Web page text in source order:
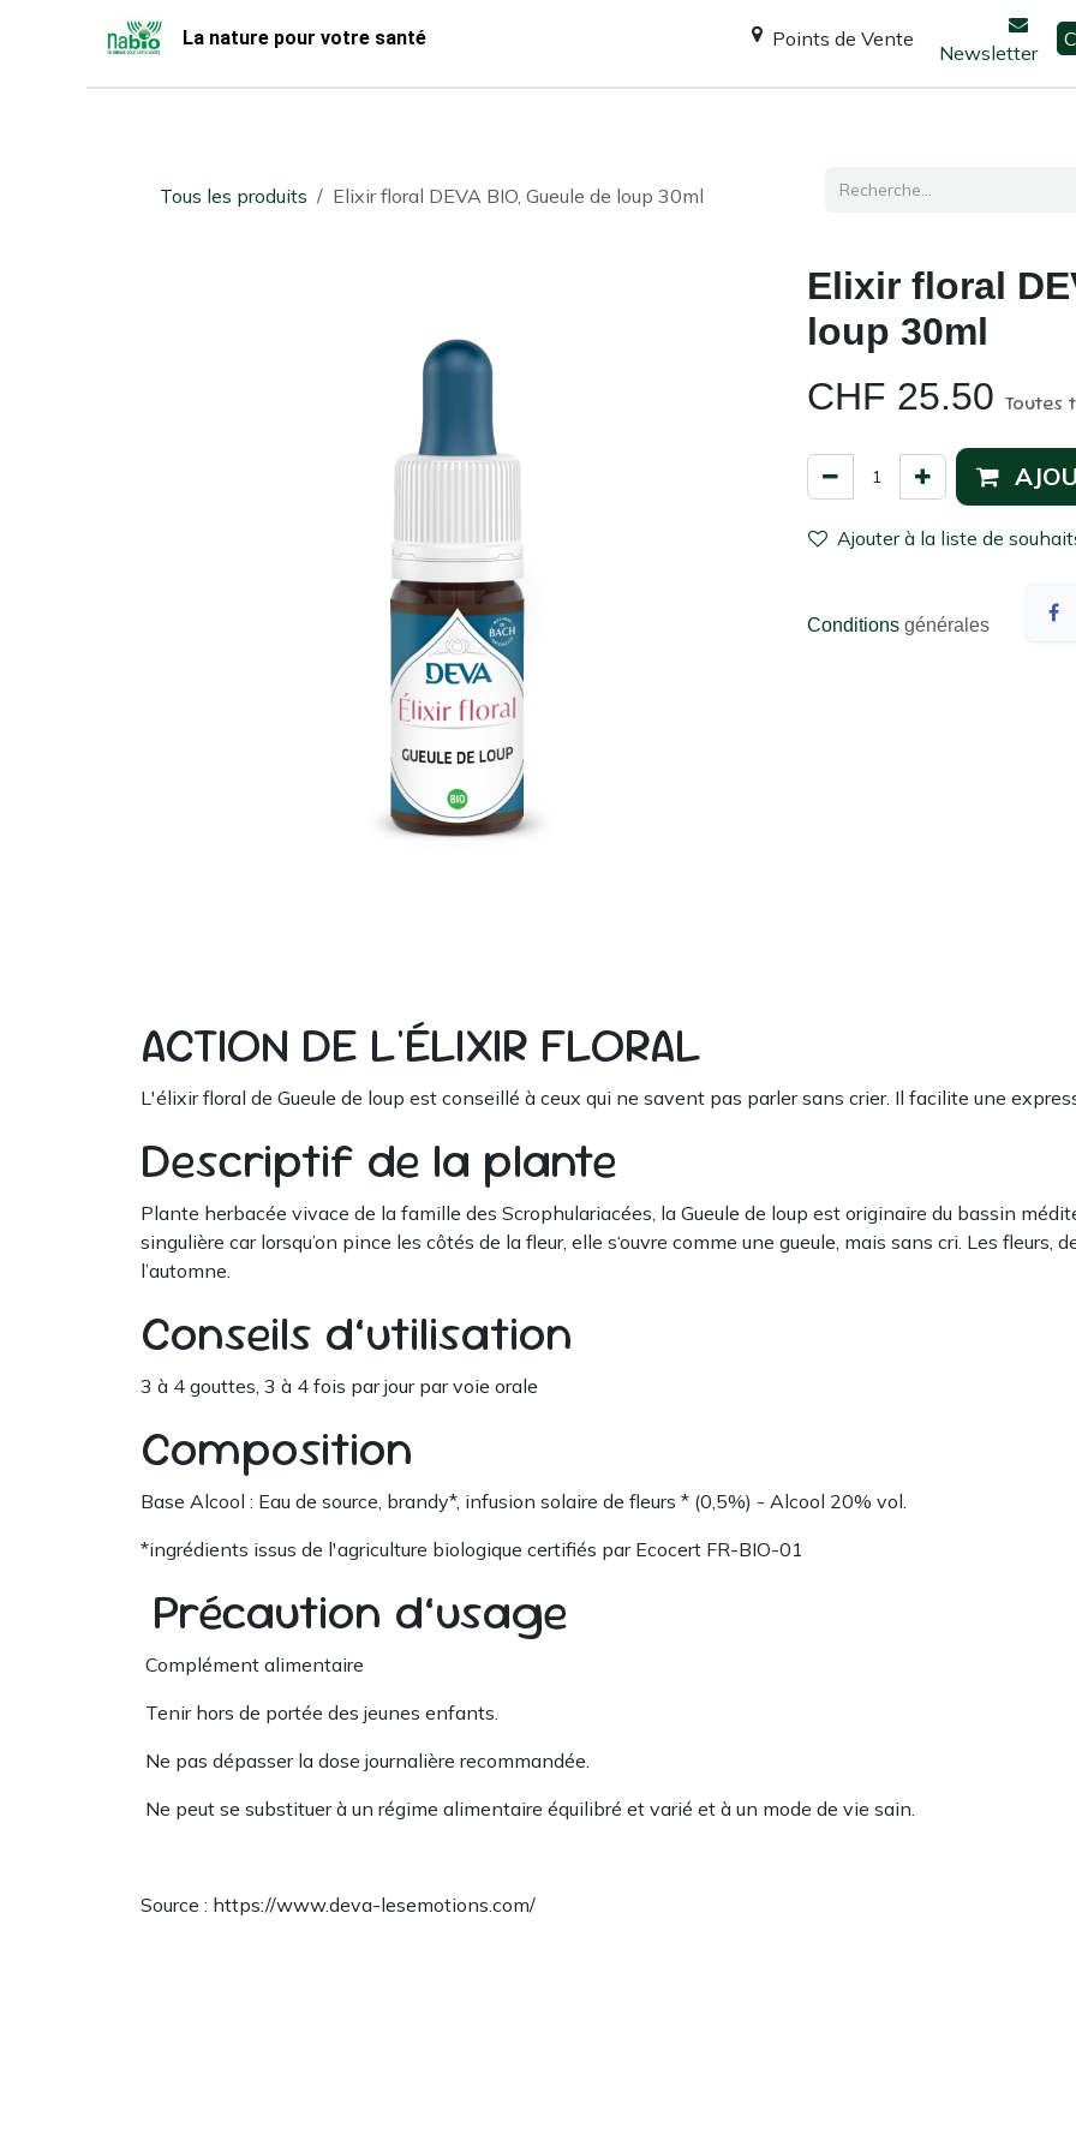
La nature pour votre santé Points de Vente
Newsletter
Tous les produits Elixir floral DEVA BIO, Gueule de loup 30ml
Elixir floral
loup 30ml
CHF 25.50 Toutes
Ajouter à la liste de
Conditions générales
ACTION DE L'ÉLIXIR FLORAL
L'élixir floral de Gueule de loup est conseillé à ceux qui ne savent pas parler sans crier. Il facilite une
Descriptif de la plante
Plante herbacée vivace de la famille des Scrophulariacées, la Gueule de loup est originaire du bassin
singulière car lorsqu’on pince les côtés de la fleur, elle s‘ouvre comme une gueule, mais sans cri. Les
l’automne.
Conseils d’utilisation
3 à 4 gouttes, 3 à 4 fois par jour par voie orale
Composition
Base Alcool : Eau de source, brandy*, infusion solaire de fleurs * (0,5%) - Alcool 20% vol.
*ingrédients issus de l'agriculture biologique certifiés par Ecocert FR-BIO-01
Précaution d’usage
Complément alimentaire
Tenir hors de portée des jeunes enfants.
Ne pas dépasser la dose journalière recommandée.
Ne peut se substituer à un régime alimentaire équilibré et varié et à un mode de vie sain.
Source : https://www.deva-lesemotions.com/